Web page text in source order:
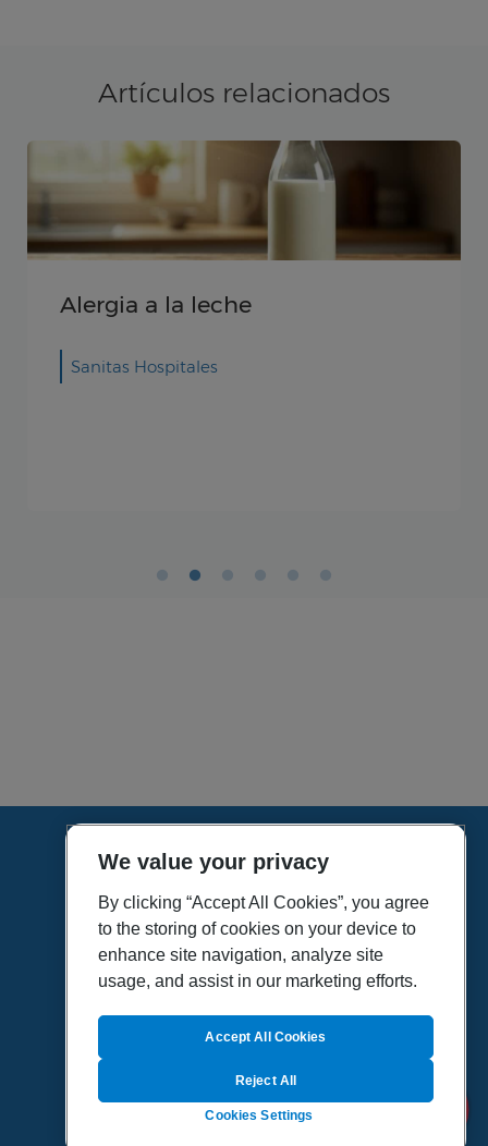
Artículos relacionados
Alergia a la leche
Sanitas Hospitales
HOME
VÍDEOS
POLÍTICA DE PRIVACIDAD
POLÍTICA DE COOKIES
MAPA DEL SITIO
QUIENES SOMOS
We value your privacy
By clicking “Accept All Cookies”, you agree
to the storing of cookies on your device to
enhance site navigation, analyze site
usage, and assist in our marketing efforts.
Cookies Settings
Reject All
Accept All Cookies